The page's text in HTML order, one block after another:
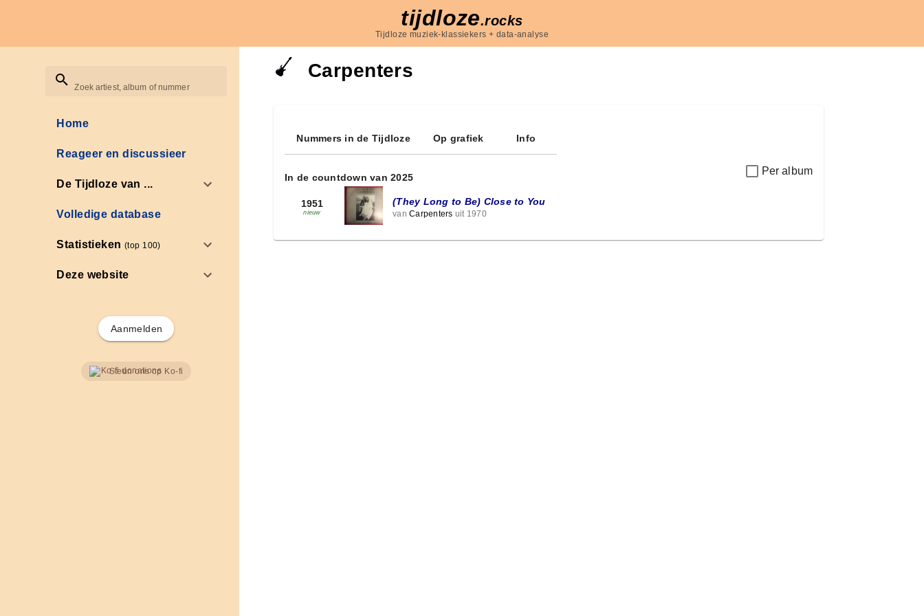
tijdloze.rocks
Tijdloze muziek-klassiekers + data-analyse
Zoek artiest, album of nummer
Home
Reageer en discussieer
De Tijdloze van ...
Volledige database
Statistieken(top 100)
Deze website
Aanmelden
Steun ons op Ko-fi
Carpenters
Nummers in de Tijdloze Op grafiek Info
Per album
In de countdown van 2025
1951
nieuw
(They Long to Be) Close to You
van Carpenters uit 1970